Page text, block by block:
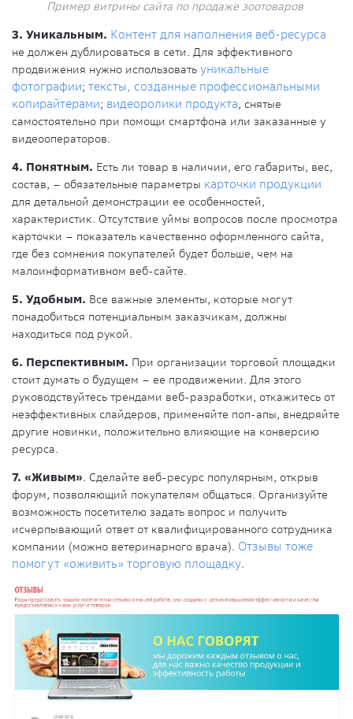
Пример витрины сайта по продаже зоотоваров
3. Уникальным. Контент для наполнения веб-ресурса
не должен дублироваться в сети. Для эффективного
продвижения нужно использовать уникальные
фотографии; тексты, созданные профессиональными
копирайтерами; видеоролики продукта, снятые
самостоятельно при помощи смартфона или заказанные у
видеооператоров.
4. Понятным. Есть ли товар в наличии, его габариты, вес,
состав, – обязательные параметры карточки продукции
для детальной демонстрации ее особенностей,
характеристик. Отсутствие уймы вопросов после просмотра
карточки – показатель качественно оформленного сайта,
где без сомнения покупателей будет больше, чем на
малоинформативном веб-сайте.
5. Удобным. Все важные элементы, которые могут
понадобиться потенциальным заказчикам, должны
находиться под рукой.
6. Перспективным. При организации торговой площадки
стоит думать о будущем – ее продвижении. Для этого
руководствуйтесь трендами веб-разработки, откажитесь от
неэффективных слайдеров, применяйте поп-апы, внедряйте
другие новинки, положительно влияющие на конверсию
ресурса.
7. «Живым». Сделайте веб-ресурс популярным, открыв
форум, позволяющий покупателям общаться. Организуйте
возможность посетителю задать вопрос и получить
исчерпывающий ответ от квалифицированного сотрудника
компании (можно ветеринарного врача). Отзывы тоже
помогут «оживить» торговую площадку.